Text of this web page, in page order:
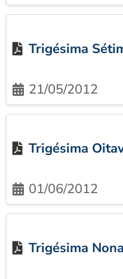
Trigésima
21/05/2012
Trigésima
01/06/2012
Trigésima